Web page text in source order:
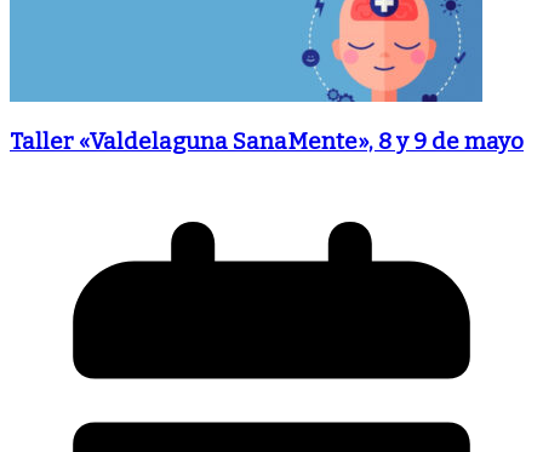
Taller «Valdelaguna SanaMente», 8 y 9 de mayo